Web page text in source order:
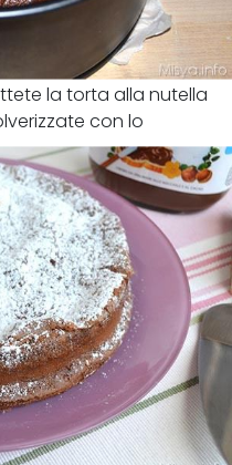
la torta alla nutella
con lo